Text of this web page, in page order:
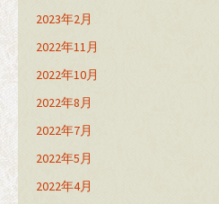
2023年2月
2022年11月
2022年10月
2022年8月
2022年7月
2022年5月
2022年4月